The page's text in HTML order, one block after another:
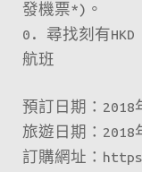
發機票*)。
0. 尋找刻有
航班
預訂日期：2018
旅遊日期：2018
訂購網址：